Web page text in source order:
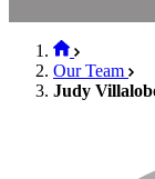
Our Team
Judy